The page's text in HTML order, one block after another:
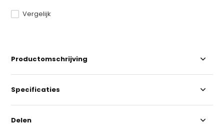
Vergelijk
Productomschrijving
Specificaties
Delen